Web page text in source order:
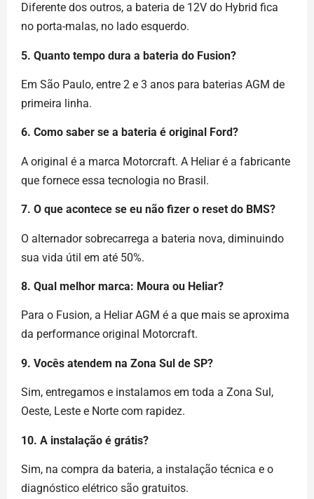
Diferente dos outros, a bateria de 12V do Hybrid fica
no porta-malas, no lado esquerdo.
5. Quanto tempo dura a bateria do Fusion?
Em São Paulo, entre 2 e 3 anos para baterias AGM de
primeira linha.
6. Como saber se a bateria é original Ford?
A original é a marca Motorcraft. A Heliar é a fabricante
que fornece essa tecnologia no Brasil.
7. O que acontece se eu não fizer o reset do BMS?
O alternador sobrecarrega a bateria nova, diminuindo
sua vida útil em até 50%.
8. Qual melhor marca: Moura ou Heliar?
Para o Fusion, a Heliar AGM é a que mais se aproxima
da performance original Motorcraft.
9. Vocês atendem na Zona Sul de SP?
Sim, entregamos e instalamos em toda a Zona Sul,
Oeste, Leste e Norte com rapidez.
10. A instalação é grátis?
Sim, na compra da bateria, a instalação técnica e o
diagnóstico elétrico são gratuitos.